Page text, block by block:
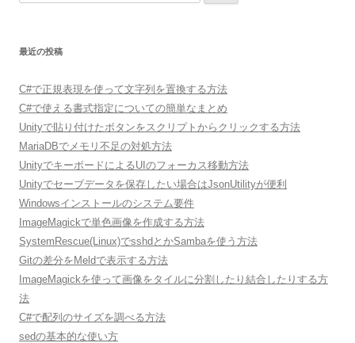
最近の投稿
C#で正規表現を使って文字列を置換する方法
C#で使える書式指定についての簡単なまとめ
Unityで貼り付けたボタンをスクリプトからクリックする方法
MariaDBでメモリ不足の対処方法
UnityでキーボードによるUIのフォーカス移動方法
Unityでセーブデータを保存したい場合はJsonUtilityが便利
Windowsインストールのシステム要件
ImageMagickで単色画像を作成する方法
SystemRescue(Linux)でsshdとかSambaを使う方法
Gitの差分をMeldで表示する方法
ImageMagickを使って画像をタイルに分割したり結合したりする方
法
C#で配列のサイズを調べる方法
sedの基本的な使い方